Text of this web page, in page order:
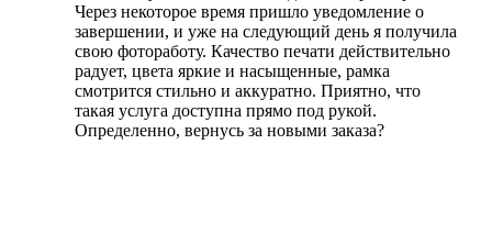
Через некоторое время пришло уведомление о
завершении, и уже на следующий день я получила
свою фотоработу. Качество печати действительно
радует, цвета яркие и насыщенные, рамка
смотрится стильно и аккуратно. Приятно, что
такая услуга доступна прямо под рукой.
Определенно, вернусь за новыми заказа?